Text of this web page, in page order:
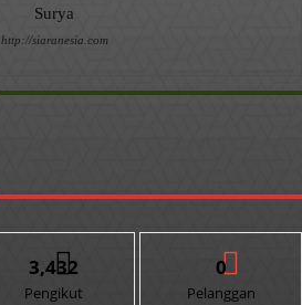
Surya
http://siaranesia.com
3,432
Pengikut
0
Pelanggan